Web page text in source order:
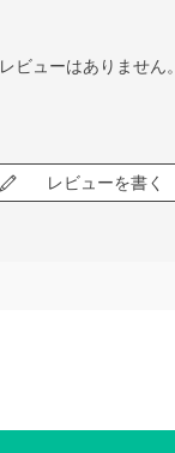
レビューはありません。
レビューを書く